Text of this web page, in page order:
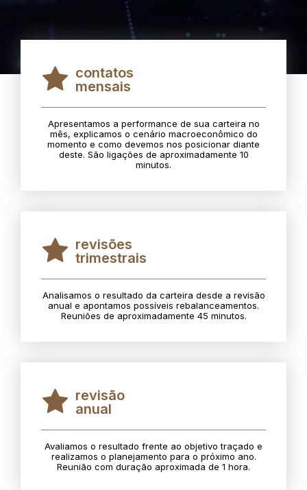
contatos
mensais
Apresentamos a performance de sua carteira no
mês, explicamos o cenário macroeconômico do
momento e como devemos nos posicionar diante
deste. São ligações de aproximadamente 10
minutos.
revisões
trimestrais
Analisamos o resultado da carteira desde a revisão
anual e apontamos possíveis rebalanceamentos.
Reuniões de aproximadamente 45 minutos.
revisão
anual
Avaliamos o resultado frente ao objetivo traçado e
realizamos o planejamento para o próximo ano.
Reunião com duração aproximada de 1 hora.